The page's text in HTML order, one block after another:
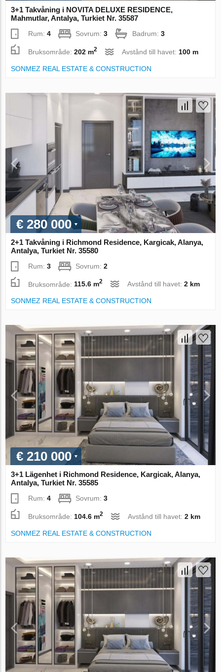
3+1 Takvåning i NOVITA DELUXE RESIDENCE,
Mahmutlar, Antalya, Turkiet Nr. 35587
Rum:4 Sovrum:3 Badrum:3
Bruksområde:202 m2 Avstånd till havet: 100 m
SONMEZ REAL ESTATE & CONSTRUCTION
€ 280 000
2+1 Takvåning i Richmond Residence, Kargicak, Alanya,
Antalya, Turkiet Nr. 35580
Rum:3 Sovrum:2
Bruksområde:115.6 m2 Avstånd till havet:2 km
SONMEZ REAL ESTATE & CONSTRUCTION
€ 210 000
3+1 Lägenhet i Richmond Residence, Kargicak, Alanya,
Antalya, Turkiet Nr. 35585
Rum:4 Sovrum:3
Bruksområde: 104.6 m2 Avstånd till havet:2 km
SONMEZ REAL ESTATE & CONSTRUCTION